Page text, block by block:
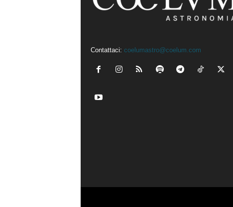
Contattaci: coelumastro@coelum.com